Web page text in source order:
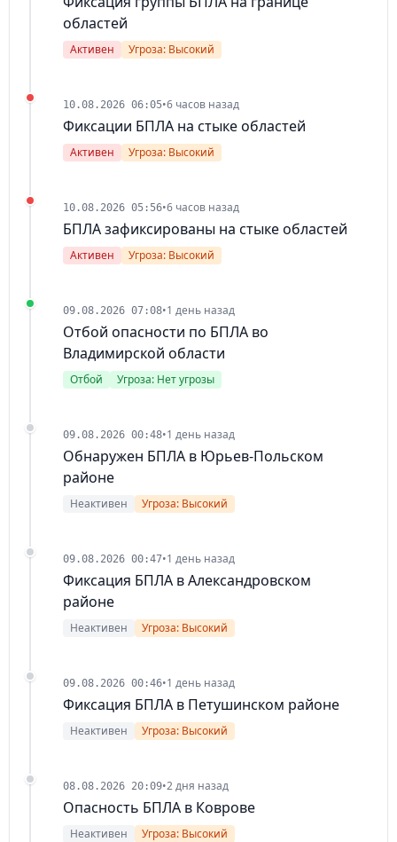
областей
Активен Угроза: Высокий
10.08.2026 06:05•6 часов назад
Фиксации БПЛА на стыке областей
Активен Угроза: Высокий
10.08.2026 05:56•6 часов назад
БПЛА зафиксированы на стыке областей
Активен Угроза: Высокий
09.08.2026 07:08•1 день назад
Отбой опасности по БПЛА во
Владимирской области
Отбой Угроза: Нет угрозы
09.08.2026 00:48•1 день назад
Обнаружен БПЛА в Юрьев-Польском
районе
Неактивен Угроза: Высокий
09.08.2026 00:47•1 день назад
Фиксация БПЛА в Александровском
районе
Неактивен Угроза: Высокий
09.08.2026 00:46•1 день назад
Фиксация БПЛА в Петушинском районе
Неактивен Угроза: Высокий
08.08.2026 20:09•2 дня назад
Опасность БПЛА в Коврове
Неактивен Угроза: Высокий